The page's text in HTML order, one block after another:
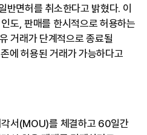
면허를 취소한다고 밝혔다. 이
도, 판매를 한시적으로 허용하는
거래가 단계적으로 종료될
에 허용된 거래가 가능하다고
각서(MOU)를 체결하고 60일간